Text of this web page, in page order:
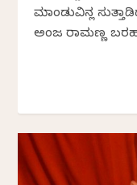
ಮಾಂಡುವಿನಲ್ಲಿ
ಅಂಜಲಿ ರಾಮಣ್ಣ